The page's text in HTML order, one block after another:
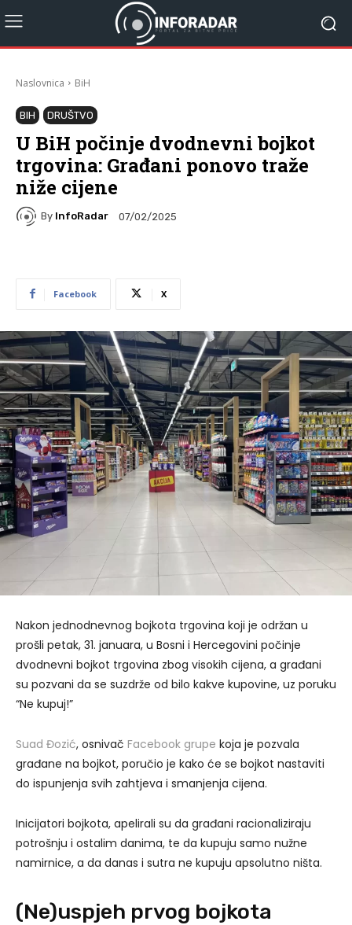
Naslovnica BiH
BIH DRUŠTVO
U BiH počinje dvodnevni bojkot
trgovina: Građani ponovo traže
niže cijene
By InfoRadar 07/02/2025
Facebook X
Nakon jednodnevnog bojkota trgovina koji je održan u
prošli petak, 31. januara, u Bosni i Hercegovini počinje
dvodnevni bojkot trgovina zbog visokih cijena, a građani
su pozvani da se suzdrže od bilo kakve kupovine, uz poruku
“Ne kupuj!”
Suad Đozić, osnivač Facebook grupe koja je pozvala
građane na bojkot, poručio je kako će se bojkot nastaviti
do ispunjenja svih zahtjeva i smanjenja cijena.
Inicijatori bojkota, apelirali su da građani racionaliziraju
potrošnju i ostalim danima, te da kupuju samo nužne
namirnice, a da danas i sutra ne kupuju apsolutno ništa.
(Ne)uspjeh prvog bojkota